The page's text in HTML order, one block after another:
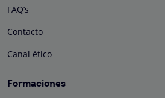
FAQ’s
Contacto
Canal ético
Formaciones